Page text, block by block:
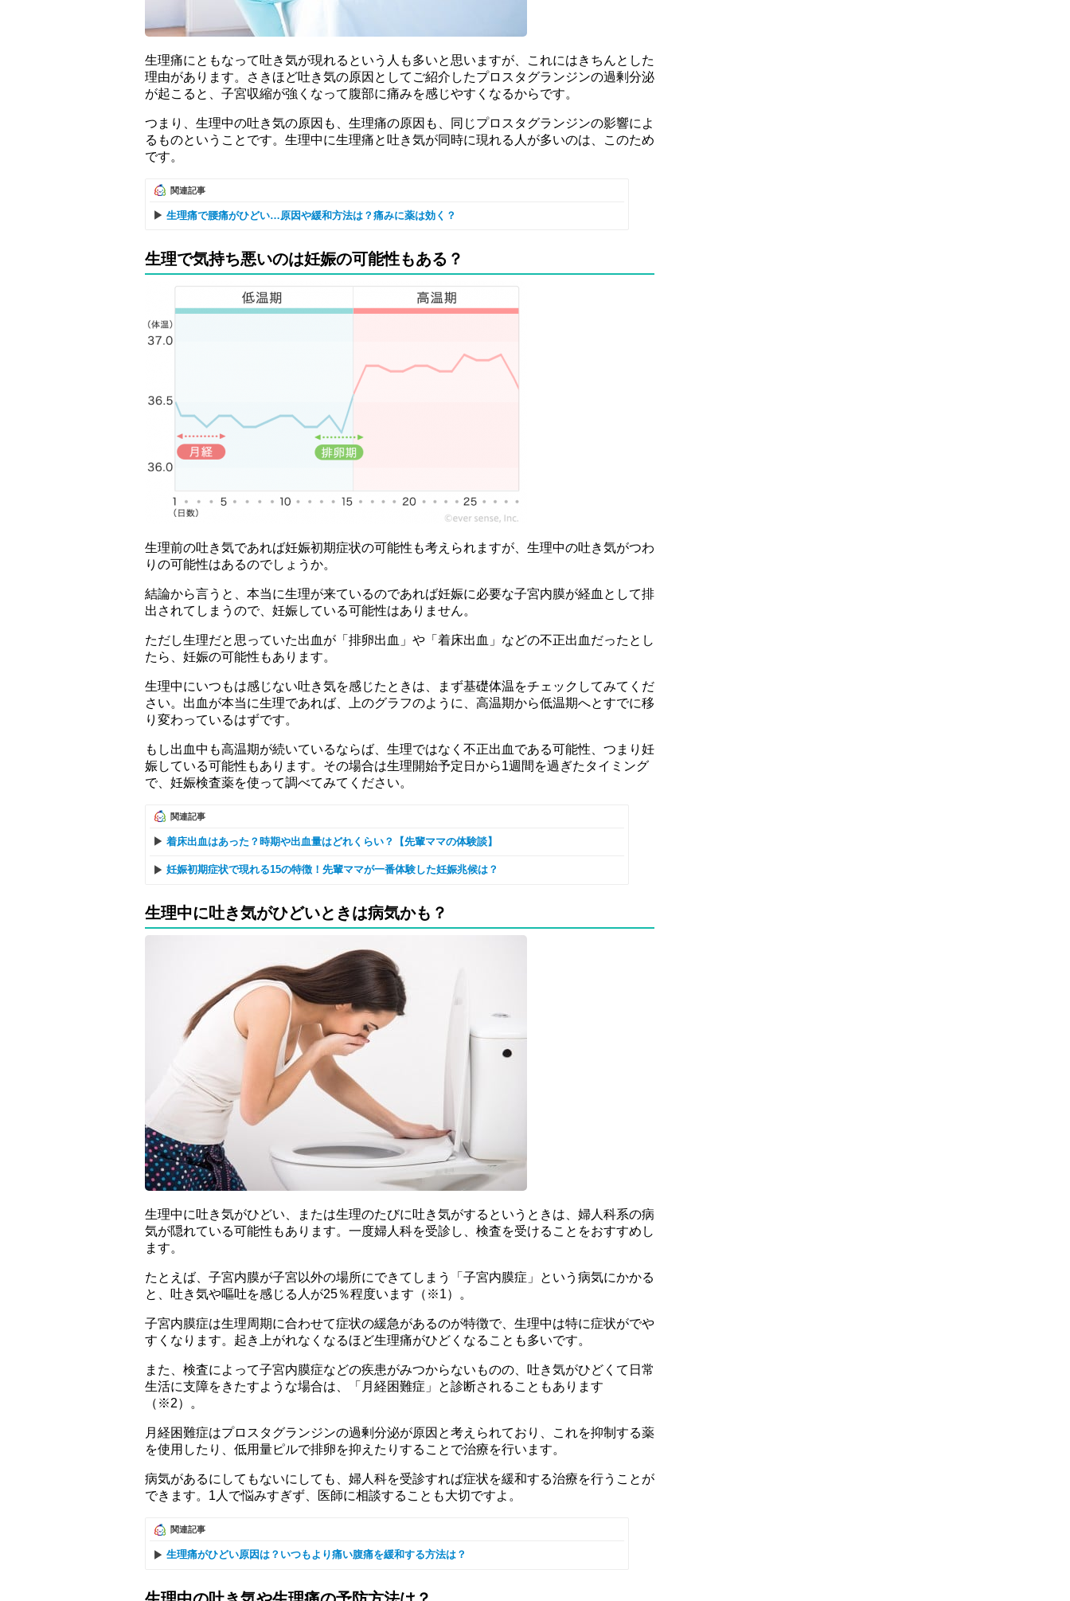
生理痛にともなって吐き気が現れるという人も多いと思いますが、これにはきちんとした
理由があります。さきほど吐き気の原因としてご紹介したプロスタグランジンの過剰分泌
が起こると、子宮収縮が強くなって腹部に痛みを感じやすくなるからです。
つまり、生理中の吐き気の原因も、生理痛の原因も、同じプロスタグランジンの影響によ
るものということです。生理中に生理痛と吐き気が同時に現れる人が多いのは、このため
です。
関連記事
生理痛で腰痛がひどい…原因や緩和方法は？痛みに薬は効く？
生理で気持ち悪いのは妊娠の可能性もある？
生理前の吐き気であれば妊娠初期症状の可能性も考えられますが、生理中の吐き気がつわ
りの可能性はあるのでしょうか。
結論から言うと、本当に生理が来ているのであれば妊娠に必要な子宮内膜が経血として排
出されてしまうので、妊娠している可能性はありません。
ただし生理だと思っていた出血が「排卵出血」や「着床出血」などの不正出血だったとし
たら、妊娠の可能性もあります。
生理中にいつもは感じない吐き気を感じたときは、まず基礎体温をチェックしてみてくだ
さい。出血が本当に生理であれば、上のグラフのように、高温期から低温期へとすでに移
り変わっているはずです。
もし出血中も高温期が続いているならば、生理ではなく不正出血である可能性、つまり妊
娠している可能性もあります。その場合は生理開始予定日から1週間を過ぎたタイミング
で、妊娠検査薬を使って調べてみてください。
関連記事
着床出血はあった？時期や出血量はどれくらい？【先輩ママの体験談】
妊娠初期症状で現れる15の特徴！先輩ママが一番体験した妊娠兆候は？
生理中に吐き気がひどいときは病気かも？
生理中に吐き気がひどい、または生理のたびに吐き気がするというときは、婦人科系の病
気が隠れている可能性もあります。一度婦人科を受診し、検査を受けることをおすすめし
ます。
たとえば、子宮内膜が子宮以外の場所にできてしまう「子宮内膜症」という病気にかかる
と、吐き気や嘔吐を感じる人が25％程度います（※1）。
子宮内膜症は生理周期に合わせて症状の緩急があるのが特徴で、生理中は特に症状がでや
すくなります。起き上がれなくなるほど生理痛がひどくなることも多いです。
また、検査によって子宮内膜症などの疾患がみつからないものの、吐き気がひどくて日常
生活に支障をきたすような場合は、「月経困難症」と診断されることもあります
（※2）。
月経困難症はプロスタグランジンの過剰分泌が原因と考えられており、これを抑制する薬
を使用したり、低用量ピルで排卵を抑えたりすることで治療を行います。
病気があるにしてもないにしても、婦人科を受診すれば症状を緩和する治療を行うことが
できます。1人で悩みすぎず、医師に相談することも大切ですよ。
関連記事
生理痛がひどい原因は？いつもより痛い腹痛を緩和する方法は？